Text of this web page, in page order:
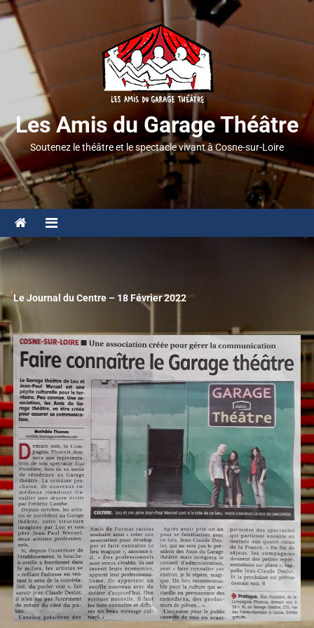
Les Amis du Garage Théâtre
Soutenez le théâtre et le spectacle vivant à Cosne-sur-Loire
Le Journal du Centre – 18 Février 2022